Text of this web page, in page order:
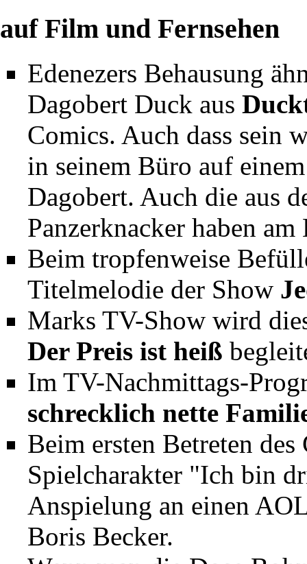
auf Film und Fernsehen
Edenezers Behausung
Dagobert Duck aus
Comics. Auch dass sein
in seinem Büro auf
Dagobert. Auch die aus
Panzerknacker haben
Beim tropfenweise
Titelmelodie der Show
Marks TV-Show wird
Der Preis ist heiß
Im TV-Nachmittags-
schrecklich nette
Beim ersten Betreten
Spielcharakter "Ich bin
Anspielung an einen
Boris Becker.